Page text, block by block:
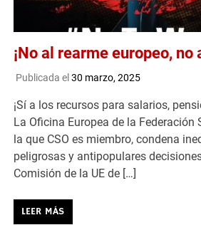
¡No al rearme europeo, no
Publicada el 30 marzo, 2025
¡Sí a los recursos para salarios,
La Oficina Europea de la
la que CSO es miembro, condena
peligrosas y antipopulares
Comisión de la UE de […]
LEER MÁS